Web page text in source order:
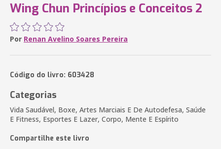
Wing Chun Princípios e Conceitos 2
Por Renan Avelino Soares Pereira
Código do livro: 603428
Categorias
Vida Saudável, Boxe, Artes Marciais E De Autodefesa, Saúde
E Fitness, Esportes E Lazer, Corpo, Mente E Espírito
Compartilhe este livro